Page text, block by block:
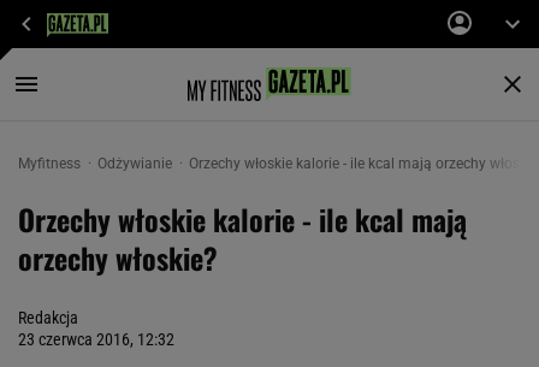
Myfitness Odżywianie Orzechy włoskie kalorie - ile kcal mają orzechy
Orzechy włoskie kalorie - ile kcal mają
orzechy włoskie?
Redakcja
23 czerwca 2016, 12:32